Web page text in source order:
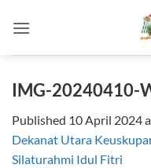
IMG-20240410-
Published 10 April 2024
Dekanat Utara
Silaturahmi Idul Fitri